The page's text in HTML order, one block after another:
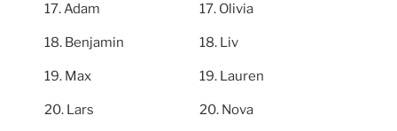
Adam
Benjamin
Max
Lars
Olivia
Liv
Lauren
Nova